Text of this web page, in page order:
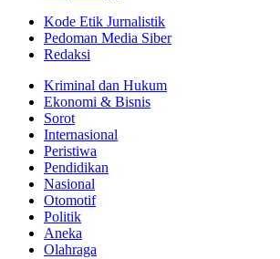
Kode Etik Jurnalistik
Pedoman Media Siber
Redaksi
Kriminal dan Hukum
Ekonomi & Bisnis
Sorot
Internasional
Peristiwa
Pendidikan
Nasional
Otomotif
Politik
Aneka
Olahraga